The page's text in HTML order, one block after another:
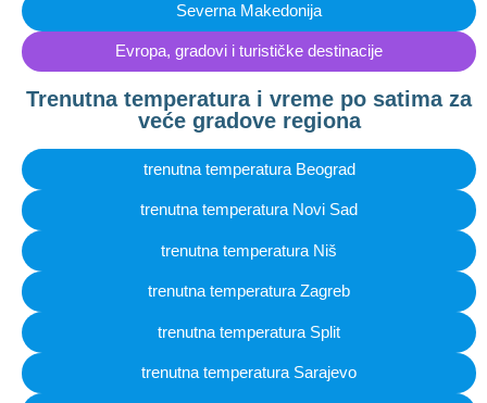
Severna Makedonija
Evropa, gradovi i turističke destinacije
Trenutna temperatura i vreme po satima za
veće gradove regiona
trenutna temperatura Beograd
trenutna temperatura Novi Sad
trenutna temperatura Niš
trenutna temperatura Zagreb
trenutna temperatura Split
trenutna temperatura Sarajevo